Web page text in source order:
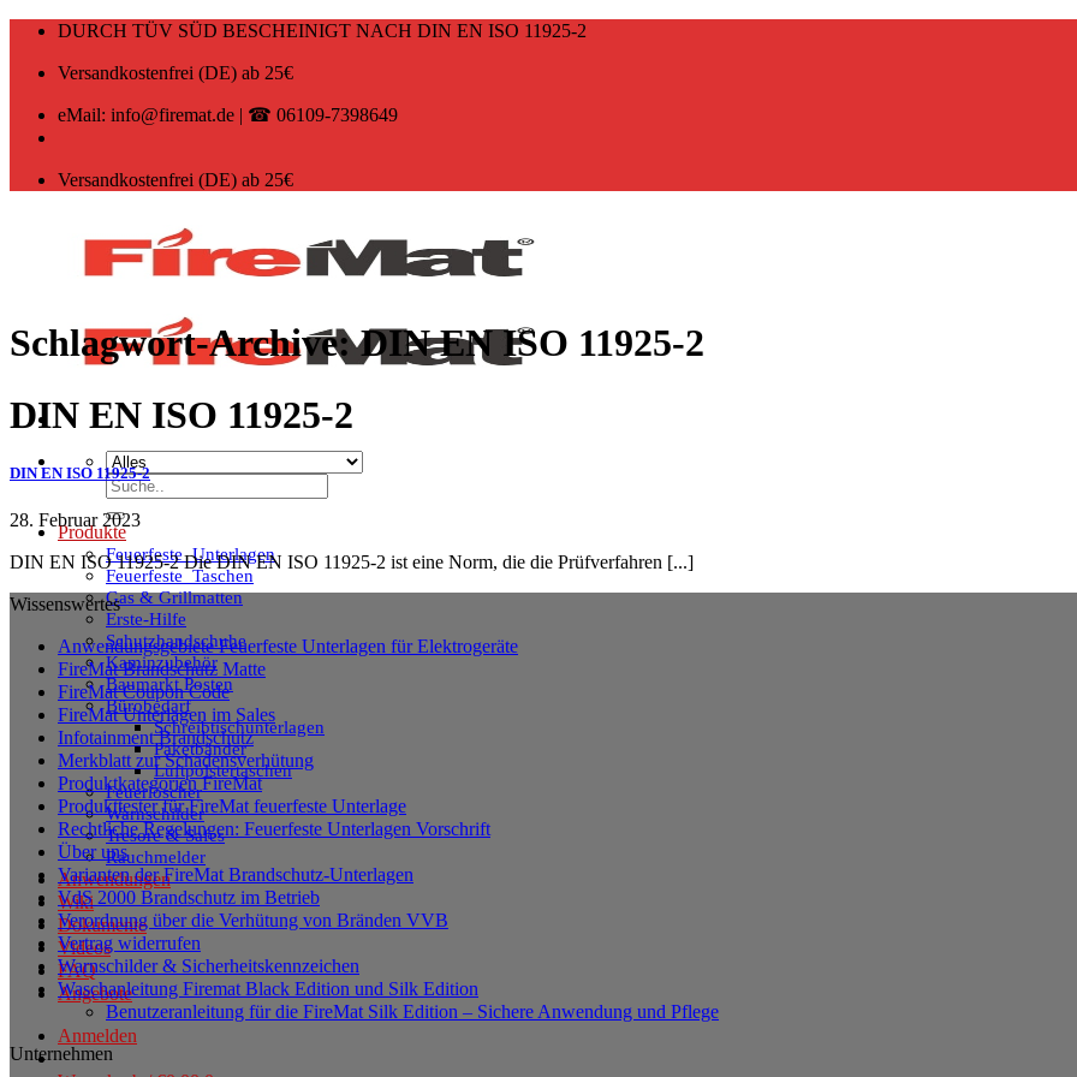
Zum
springen
DURCH TÜV SÜD BESCHEINIGT NACH DIN EN ISO 11925-2
Versandkostenfrei (DE) ab 25€
eMail: info@firemat.de | ☎ 06109-7398649
Versandkostenfrei (DE) ab 25€
Suchen
nach:
Produkte
Feuerfeste_Unterlagen
Feuerfeste_Taschen
Gas & Grillmatten
Erste-Hilfe
Schutzhandschuhe
Kaminzubehör
Baumarkt Posten
Bürobedarf
Schreibtischunterlagen
Paketbänder
Luftpolstertaschen
Feuerlöscher
Warnschilder
Tresore & Safes
Rauchmelder
Anwendungen
Wiki
Dokumente
Videos
FAQ
Angebote
Anmelden
Schlagwort-Archive:DIN EN ISO 11925-2
DIN EN ISO 11925-2
DIN EN ISO 11925-2
28. Februar 2023
DIN EN ISO 11925-2 Die DIN EN ISO 11925-2 ist eine Norm, die die Prüfverfahren [...]
Wissenswertes
Anwendungsgebiete Feuerfeste Unterlagen für Elektrogeräte
FireMat Brandschutz Matte
FireMat Coupon Code
FireMat Unterlagen im Sales
Infotainment Brandschutz
Merkblatt zur Schadensverhütung
Produktkategorien FireMat
Produkttester für FireMat feuerfeste Unterlage
Rechtliche Regelungen: Feuerfeste Unterlagen Vorschrift
Über uns
Varianten der FireMat Brandschutz-Unterlagen
VdS 2000 Brandschutz im Betrieb
Verordnung über die Verhütung von Bränden VVB
Vertrag widerrufen
Warnschilder & Sicherheitskennzeichen
Waschanleitung Firemat Black Edition und Silk Edition
Benutzeranleitung für die FireMat Silk Edition – Sichere Anwendung und Pflege
Unternehmen